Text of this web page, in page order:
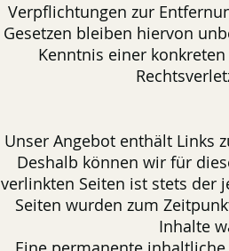
Verpflichtungen zur
Gesetzen bleiben hiervon
Kenntnis einer
Unser Angebot enthält Links
Deshalb können wir für
verlinkten Seiten ist stets der
Seiten wurden zum
Inhalte